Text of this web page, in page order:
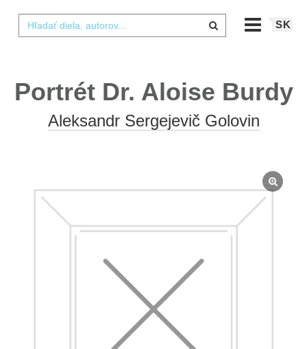
SK
Portrét Dr. Aloise Burdy
Aleksandr Sergejevič Golovin